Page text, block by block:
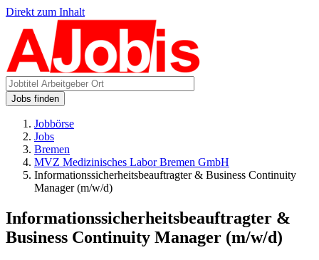
Direkt zum Inhalt
Jobs finden
Jobbörse
Jobs
Bremen
MVZ Medizinisches Labor Bremen GmbH
Informationssicherheitsbeauftragter & Business Continuity
Manager (m/w/d)
Informationssicherheitsbeauftragter &
Business Continuity Manager (m/w/d)